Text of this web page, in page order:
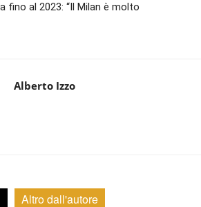
fino al 2023: “Il Milan è molto
Alberto Izzo
Altro dall'autore